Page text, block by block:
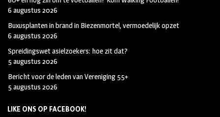
6 augustus 2026
Buxusplanten in brand in Biezenmortel, vermoedelijk opzet
6 augustus 2026
Spreidingswet asielzoekers: hoe zit dat?
5 augustus 2026
Bericht voor de leden van Vereniging 55+
5 augustus 2026
LIKE ONS OP FACEBOOK!